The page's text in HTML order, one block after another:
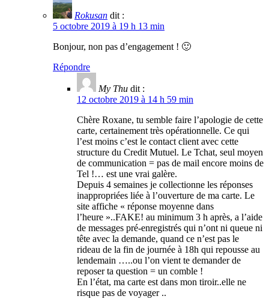
Rokusan dit :
5 octobre 2019 à 19 h 13 min
Bonjour, non pas d’engagement ! 🙂
Répondre
My Thu dit :
12 octobre 2019 à 14 h 59 min
Chère Roxane, tu semble faire l’apologie de cette
carte, certainement très opérationnelle. Ce qui
l’est moins c’est le contact client avec cette
structure du Credit Mutuel. Le Tchat, seul moyen
de communication = pas de mail encore moins de
Tel !… est une vrai galère.
Depuis 4 semaines je collectionne les réponses
inappropriées liée à l’ouverture de ma carte. Le
site affiche « réponse moyenne dans
l’heure »..FAKE! au minimum 3 h après, a l’aide
de messages pré-enregistrés qui n’ont ni queue ni
tête avec la demande, quand ce n’est pas le
rideau de la fin de journée à 18h qui repousse au
lendemain …..ou l’on vient te demander de
reposer ta question = un comble !
En l’état, ma carte est dans mon tiroir..elle ne
risque pas de voyager ..